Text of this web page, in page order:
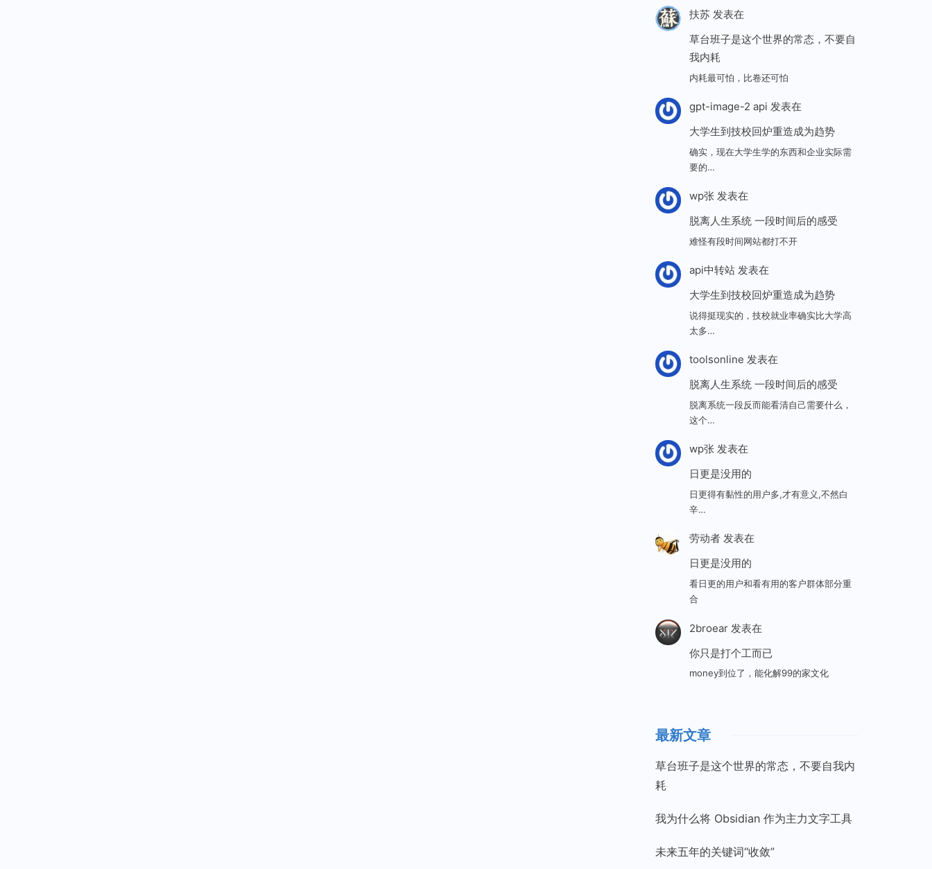
扶苏发表在
草台班子是这个世界的常态，不要自
我内耗
内耗最可怕，比卷还可怕
gpt-image-2 api 发表在
大学生到技校回炉重造成为趋势
确实，现在大学生学的东西和企业实际需
要的…
wp张发表在
脱离人生系统 一段时间后的感受
难怪有段时间网站都打不开
api中转站发表在
大学生到技校回炉重造成为趋势
说得挺现实的，技校就业率确实比大学高
太多…
toolsonline 发表在
脱离人生系统 一段时间后的感受
脱离系统一段反而能看清自己需要什么，
这个…
wp张发表在
日更是没用的
日更得有黏性的用户多,才有意义,不然白
辛…
劳动者发表在
日更是没用的
看日更的用户和看有用的客户群体部分重
合
2broear发表在
你只是打个工而已
money到位了，能化解99的家文化
最新文章
草台班子是这个世界的常态，不要自我内
耗
我为什么将 Obsidian 作为主力文字工具
未来五年的关键词“收敛”